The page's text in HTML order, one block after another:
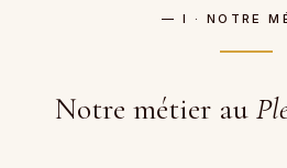
— I · NOTRE
Notre métier au